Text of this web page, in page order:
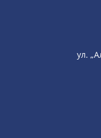
ул.